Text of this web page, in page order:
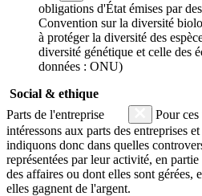
obligations d'État émises par
Convention sur la diversité
à protéger la diversité des
diversité génétique et celle des
données : ONU)
Social & ethique
Parts de l'entreprise
Pour
intéressons aux parts des entreprises
indiquons donc dans quelles
représentées par leur activité, en
des affaires ou dont elles sont gérées,
elles gagnent de l'argent.